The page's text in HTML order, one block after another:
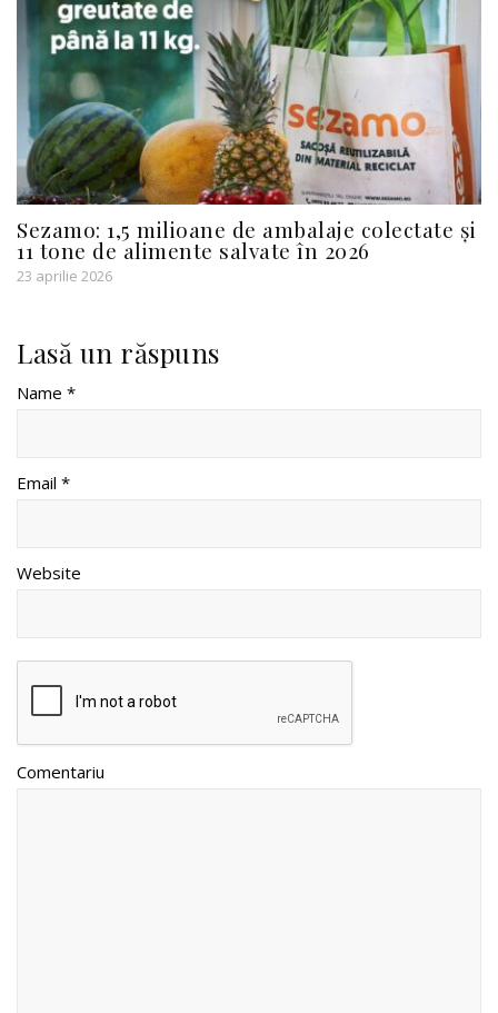
Sezamo: 1,5 milioane de ambalaje colectate și
11 tone de alimente salvate în 2026
23 aprilie 2026
Lasă un răspuns
Name *
Email *
Website
Comentariu